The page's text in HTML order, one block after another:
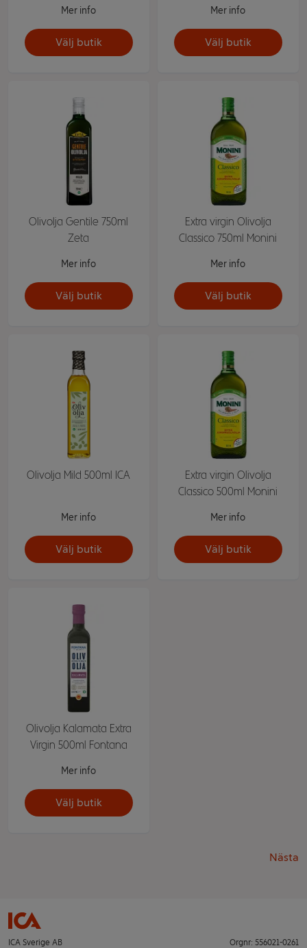
Mer info
Välj butik
Mer info
Välj butik
Olivolja Gentile 750ml
Zeta
Mer info
Välj butik
Extra virgin Olivolja
Classico 750ml Monini
Mer info
Välj butik
Olivolja Mild 500ml ICA
Mer info
Välj butik
Extra virgin Olivolja
Classico 500ml Monini
Mer info
Välj butik
Olivolja Kalamata Extra
Virgin 500ml Fontana
Mer info
Välj butik
Nästa
ICA Sverige AB Orgnr: 556021-0261